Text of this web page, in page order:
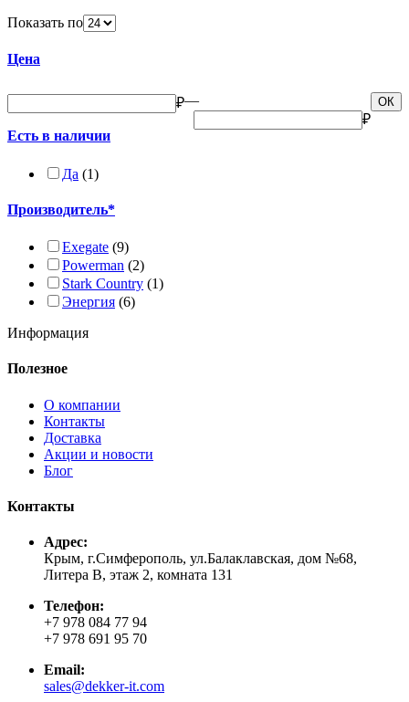
Показать по
Цена
₽— ОК
₽
Есть в наличии
Да (1)
Производитель*
Exegate (9)
Powerman (2)
Stark Country (1)
Энергия (6)
Информация
Полезное
О компании
Контакты
Доставка
Акции и новости
Блог
Контакты
Адрес:
Крым, г.Симферополь, ул.Балаклавская, дом №68,
Литера В, этаж 2, комната 131
Телефон:
+7 978 084 77 94
+7 978 691 95 70
Email:
sales@dekker-it.com